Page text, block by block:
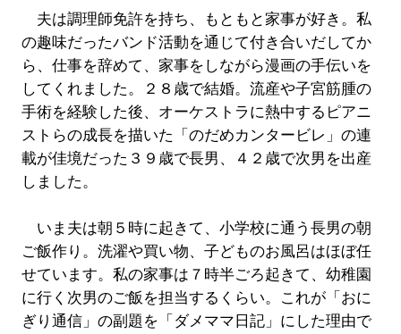
夫は調理師免許を持ち、もともと家事が好き。私
の趣味だったバンド活動を通じて付き合いだしてか
ら、仕事を辞めて、家事をしながら漫画の手伝いを
してくれました。２８歳で結婚。流産や子宮筋腫の
手術を経験した後、オーケストラに熱中するピアニ
ストらの成長を描いた「のだめカンタービレ」の連
載が佳境だった３９歳で長男、４２歳で次男を出産
しました。
いま夫は朝５時に起きて、小学校に通う長男の朝
ご飯作り。洗濯や買い物、子どものお風呂はほぼ任
せています。私の家事は７時半ごろ起きて、幼稚園
に行く次男のご飯を担当するくらい。これが「おに
ぎり通信」の副題を「ダメママ日記」にした理由で